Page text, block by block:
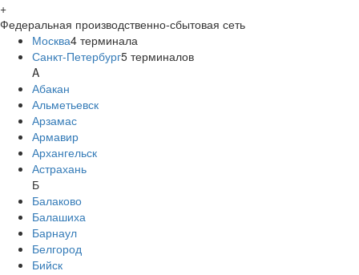
+
Федеральная производственно-сбытовая сеть
Москва4 терминала
Санкт-Петербург5 терминалов
A
Абакан
Альметьевск
Арзамас
Армавир
Архангельск
Астрахань
Б
Балаково
Балашиха
Барнаул
Белгород
Бийск